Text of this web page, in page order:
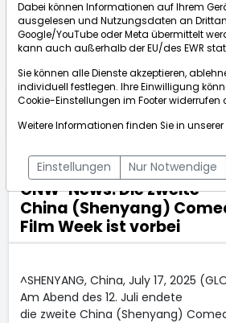
GNW-News: Die zweite China
dpa-AFX Compact
ÜBERSICHT DPA-AFX PROFEED
NEWSBOT
GNW-News: Die zweite
China (Shenyang)
Film Week ist vorbei
^SHENYANG, China, July 17, 2025
Am Abend des 12. Juli endete
die zweite China (Shenyang)
Dabei können Informationen auf Ihrem
ausgelesen und Nutzungsdaten an
Google/YouTube oder Meta übermittelt
kann auch außerhalb der EU/des EWR
Sie können alle Dienste akzeptieren,
individuell festlegen. Ihre Einwilligung
Cookie-Einstellungen im Footer widerrufen
Weitere Informationen finden Sie in unserer
Einstellungen Nur Notwendige